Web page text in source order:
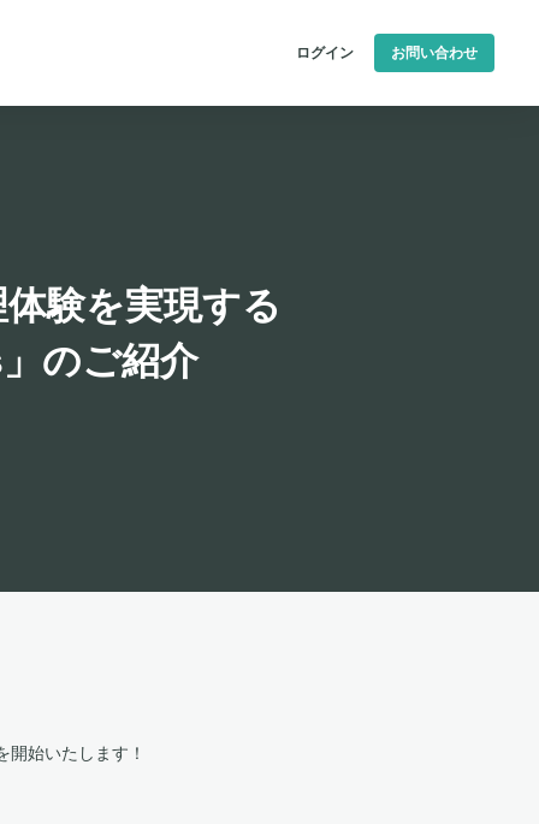
ログイン お問い合わせ
験を実現する
のご紹介
始いたします！